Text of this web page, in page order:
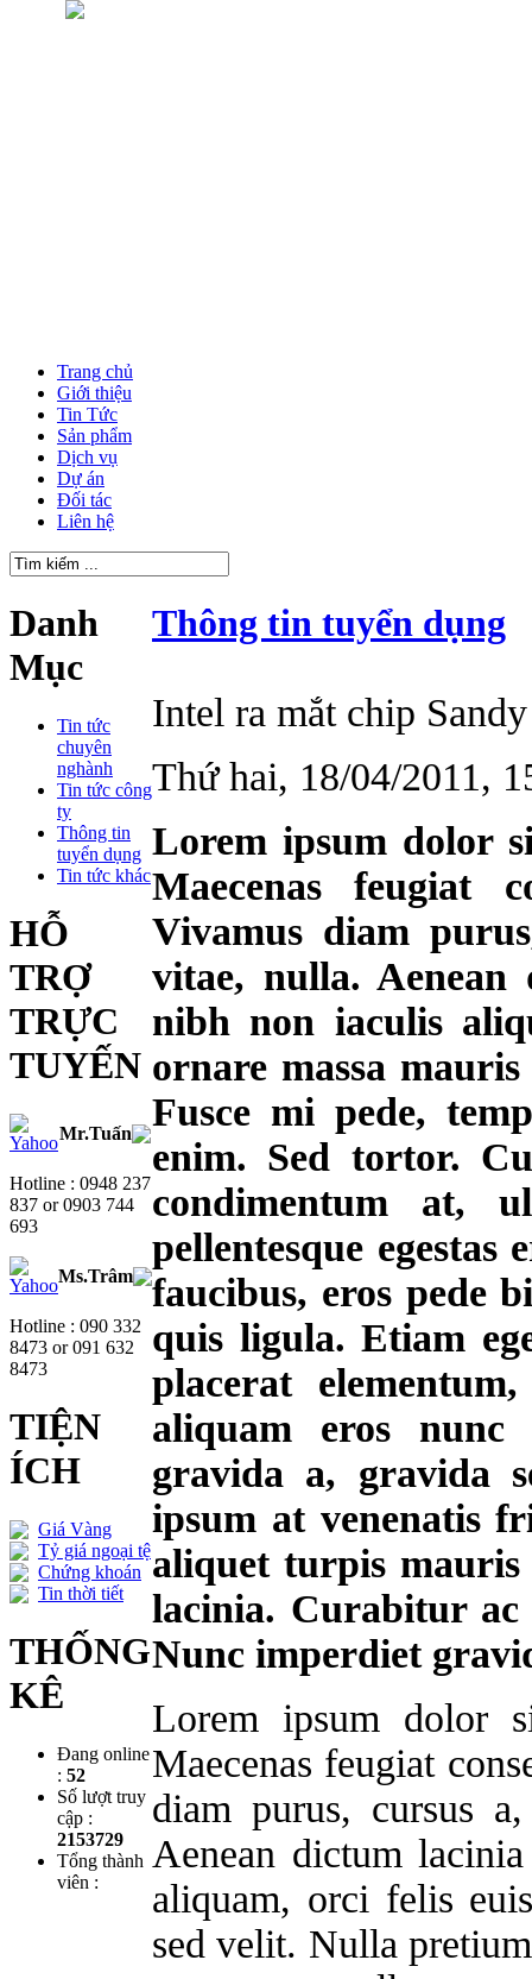
Trang chủ
Giới thiệu
Tin Tức
Sản phẩm
Dịch vụ
Dự án
Đối tác
Liên hệ
Danh
Mục
Tin tức
chuyên
nghành
Tin tức công
ty
Thông tin
tuyển dụng
Tin tức khác
HỖ
TRỢ
TRỰC
TUYẾN
Mr.Tuấn
Hotline : 0948 237
837 or 0903 744
693
Ms.Trâm
Hotline : 090 332
8473 or 091 632
8473
TIỆN
ÍCH
Giá Vàng
Tỷ giá ngoại tệ
Chứng khoán
Tin thời tiết
THỐNG
KÊ
Đang online
: 52
Số lượt truy
cập :
2153729
Tổng thành
viên :
Thông tin tuyển dụng
Intel ra mắt chip
Thứ hai, 18/04/2011,
Lorem ipsum dolor
Maecenas feugiat
Vivamus diam
vitae, nulla.
nibh non iaculis
ornare massa
Fusce mi pede,
enim. Sed tortor.
condimentum at,
pellentesque egestas
faucibus, eros pede
quis ligula. Etiam
placerat
aliquam eros nunc
gravida a, gravida
ipsum at venenatis
aliquet turpis mauris
lacinia. Curabitur ac
Nunc imperdiet
Lorem ipsum dolor
Maecenas feugiat
diam purus, cursus
Aenean dictum
aliquam, orci felis
sed velit. Nulla